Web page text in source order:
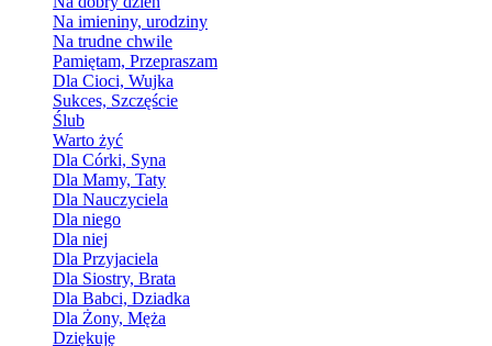
Na imieniny, urodziny
Na trudne chwile
Pamiętam, Przepraszam
Dla Cioci, Wujka
Sukces, Szczęście
Ślub
Warto żyć
Dla Córki, Syna
Dla Mamy, Taty
Dla Nauczyciela
Dla niego
Dla niej
Dla Przyjaciela
Dla Siostry, Brata
Dla Babci, Dziadka
Dla Żony, Męża
Dziękuję